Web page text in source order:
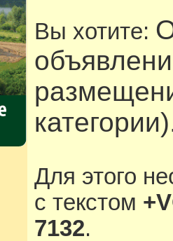
Вы хотите:
Для этого
с текстом
7132.